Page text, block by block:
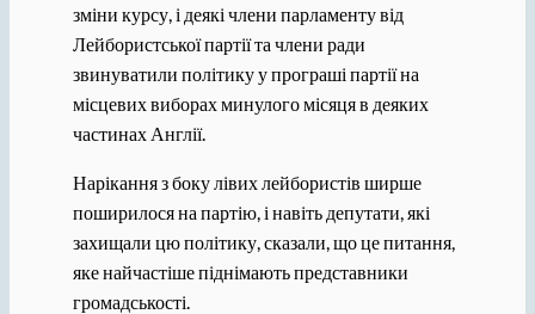
зміни курсу, і деякі члени парламенту від
Лейбористської партії та члени ради
звинуватили політику у програші партії на
місцевих виборах минулого місяця в деяких
частинах Англії.
Нарікання з боку лівих лейбористів ширше
поширилося на партію, і навіть депутати, які
захищали цю політику, сказали, що це питання,
яке найчастіше піднімають представники
громадськості.